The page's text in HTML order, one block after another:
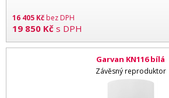
16 405 Kčbez DPH
19 850 Kč s DPH
Garvan KN116 bílá
Závěsný reproduktor